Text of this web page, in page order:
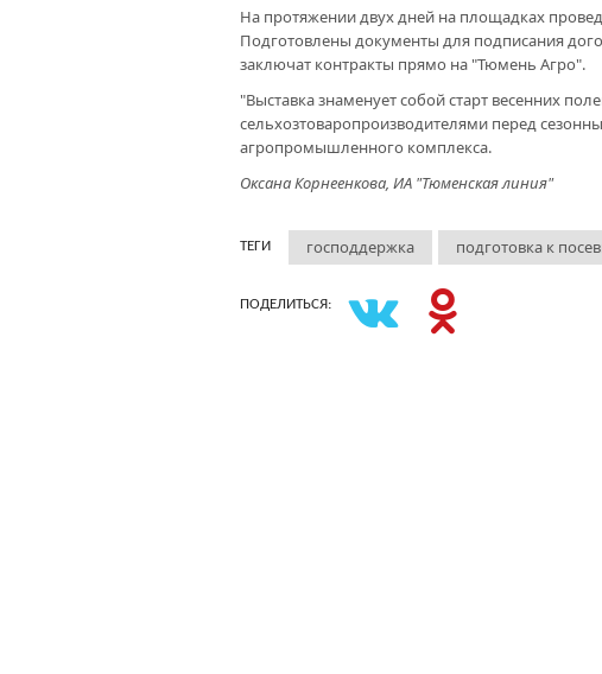
На протяжении двух дней на площадках
Подготовлены документы для подписания
заключат контракты прямо на "Тюмень Агро".
"Выставка знаменует собой старт весенних
сельхозтоваропроизводителями перед
агропромышленного комплекса.
Оксана Корнеенкова, ИА "Тюменская линия"
ТЕГИ господдержка подготовка к
ПОДЕЛИТЬСЯ: